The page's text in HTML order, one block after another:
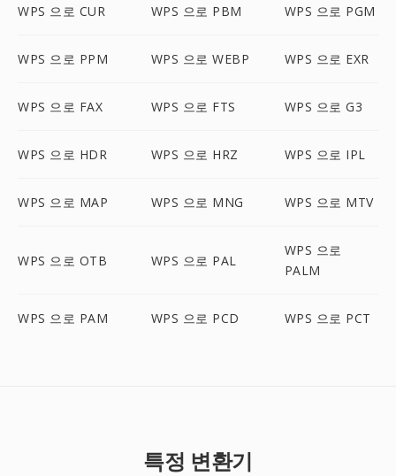
WPS 으로 CUR WPS 으로 PBM WPS 으로 PGM
WPS 으로 PPM WPS 으로 WEBP WPS 으로 EXR
WPS 으로 FAX WPS 으로 FTS WPS 으로 G3
WPS 으로 HDR WPS 으로 HRZ WPS 으로 IPL
WPS 으로 MAP WPS 으로 MNG WPS 으로 MTV
WPS 으로 OTB WPS 으로 PAL
WPS 으로
PALM
WPS 으로 PAM WPS 으로 PCD WPS 으로 PCT
특정 변환기